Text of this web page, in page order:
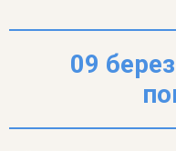
09